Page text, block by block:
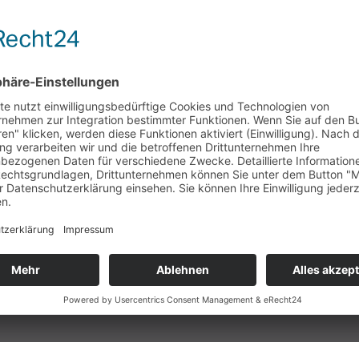
Das Grabgeleit der Halloren - mit Palmwedel und Zitrone
und der 30-jährige Krieg ganze Landstriche
Mitte der 1970er Jahre lag die Verantwortung für das
bezüglich der Entlohnung der Träger durch die
zurückzogen. Mit der Wiedervereinigung nahmen
der Palmenzweig den Paradiesbaum. Der Zitrone
wurde die Zitrone als Grabbeilage den
menschlichen Streben nach Vollkommenheit und
ihr schützende Kräfte zugeschrieben.
besonderen Wunsch der Hinterbliebenen beim
und anschließend mit ans Grab gelegt. Der
Zitrone. Ein Trauerflor am Hut eines Halloren ist nur